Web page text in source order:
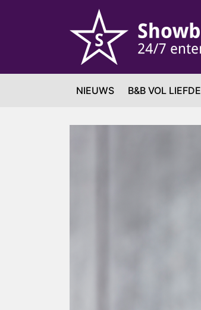
NIEUWS B&B VOL LIEFDE